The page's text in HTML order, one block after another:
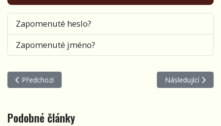
Zapomenuté heslo?
Zapomenuté jméno?
Předchozí článek: Přesně mířené góly Porty
Předchozí Další článek:
Následující
Podobné články